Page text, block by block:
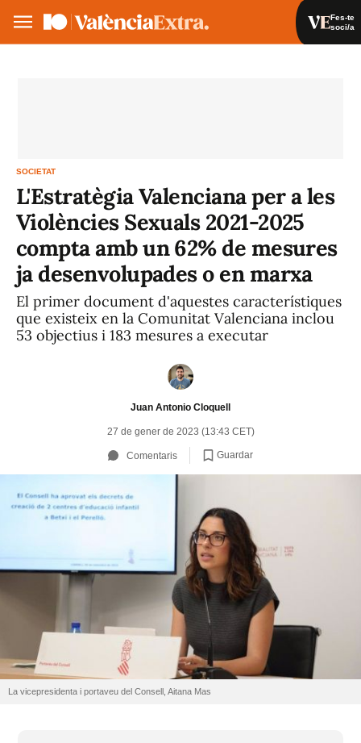
Fes-te
soci/a
SOCIETAT
L'Estratègia Valenciana per a les
Violències Sexuals 2021-2025
compta amb un 62% de mesures
ja desenvolupades o en marxa
El primer document d'aquestes característiques
que existeix en la Comunitat Valenciana inclou
53 objectius i 183 mesures a executar
Juan Antonio Cloquell
27 de gener de 2023 (13:43 CET)
Comentaris Guardar
La vicepresidenta i portaveu del Consell, Aitana Mas